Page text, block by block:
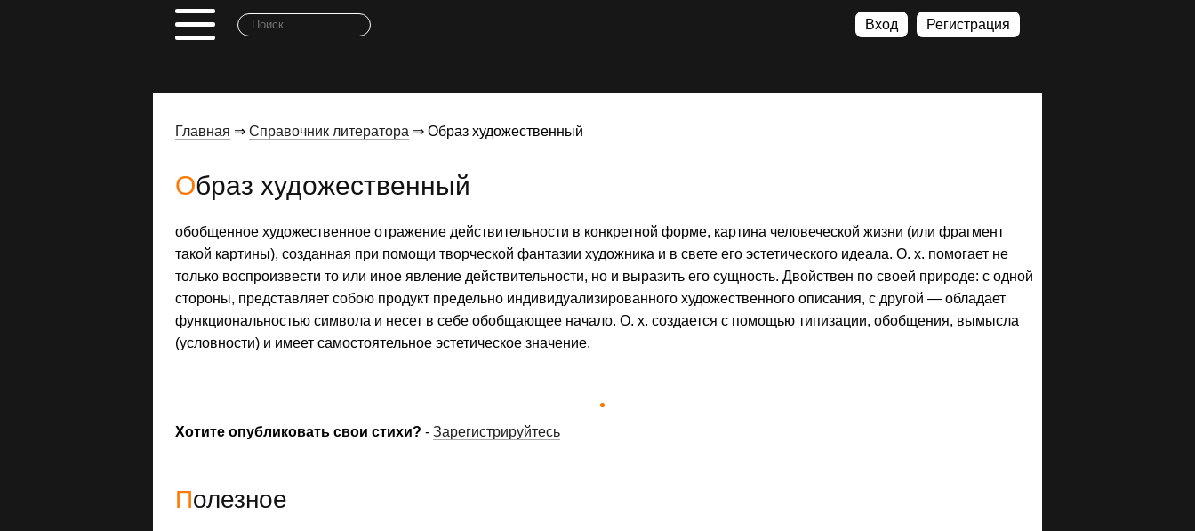
Вход Регистрация
Хотите опубликовать свои стихи? - Зарегистрируйтесь
Главная ⇒ Справочник литератора ⇒ Образ художественный
Образ художественный
обобщенное художественное отражение действительности в конкретной форме, картина человеческой жизни (или фрагмент
такой картины), созданная при помощи творческой фантазии художника и в свете его эстетического идеала. О. х. помогает не
только воспроизвести то или иное явление действительности, но и выразить его сущность. Двойствен по своей природе: с одной
стороны, представляет собою продукт предельно индивидуализированного художественного описания, с другой — обладает
функциональностью символа и несет в себе обобщающее начало. О. х. создается с помощью типизации, обобщения, вымысла
(условности) и имеет самостоятельное эстетическое значение.
Полезное